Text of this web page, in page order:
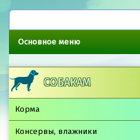
Основное меню
СОБАКАМ
Корма
Консервы, влажники